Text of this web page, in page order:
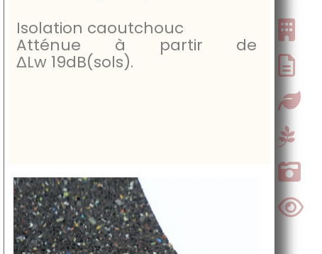
Isolation caoutchouc
Atténue à partir de
ΔLw 19dB(sols).